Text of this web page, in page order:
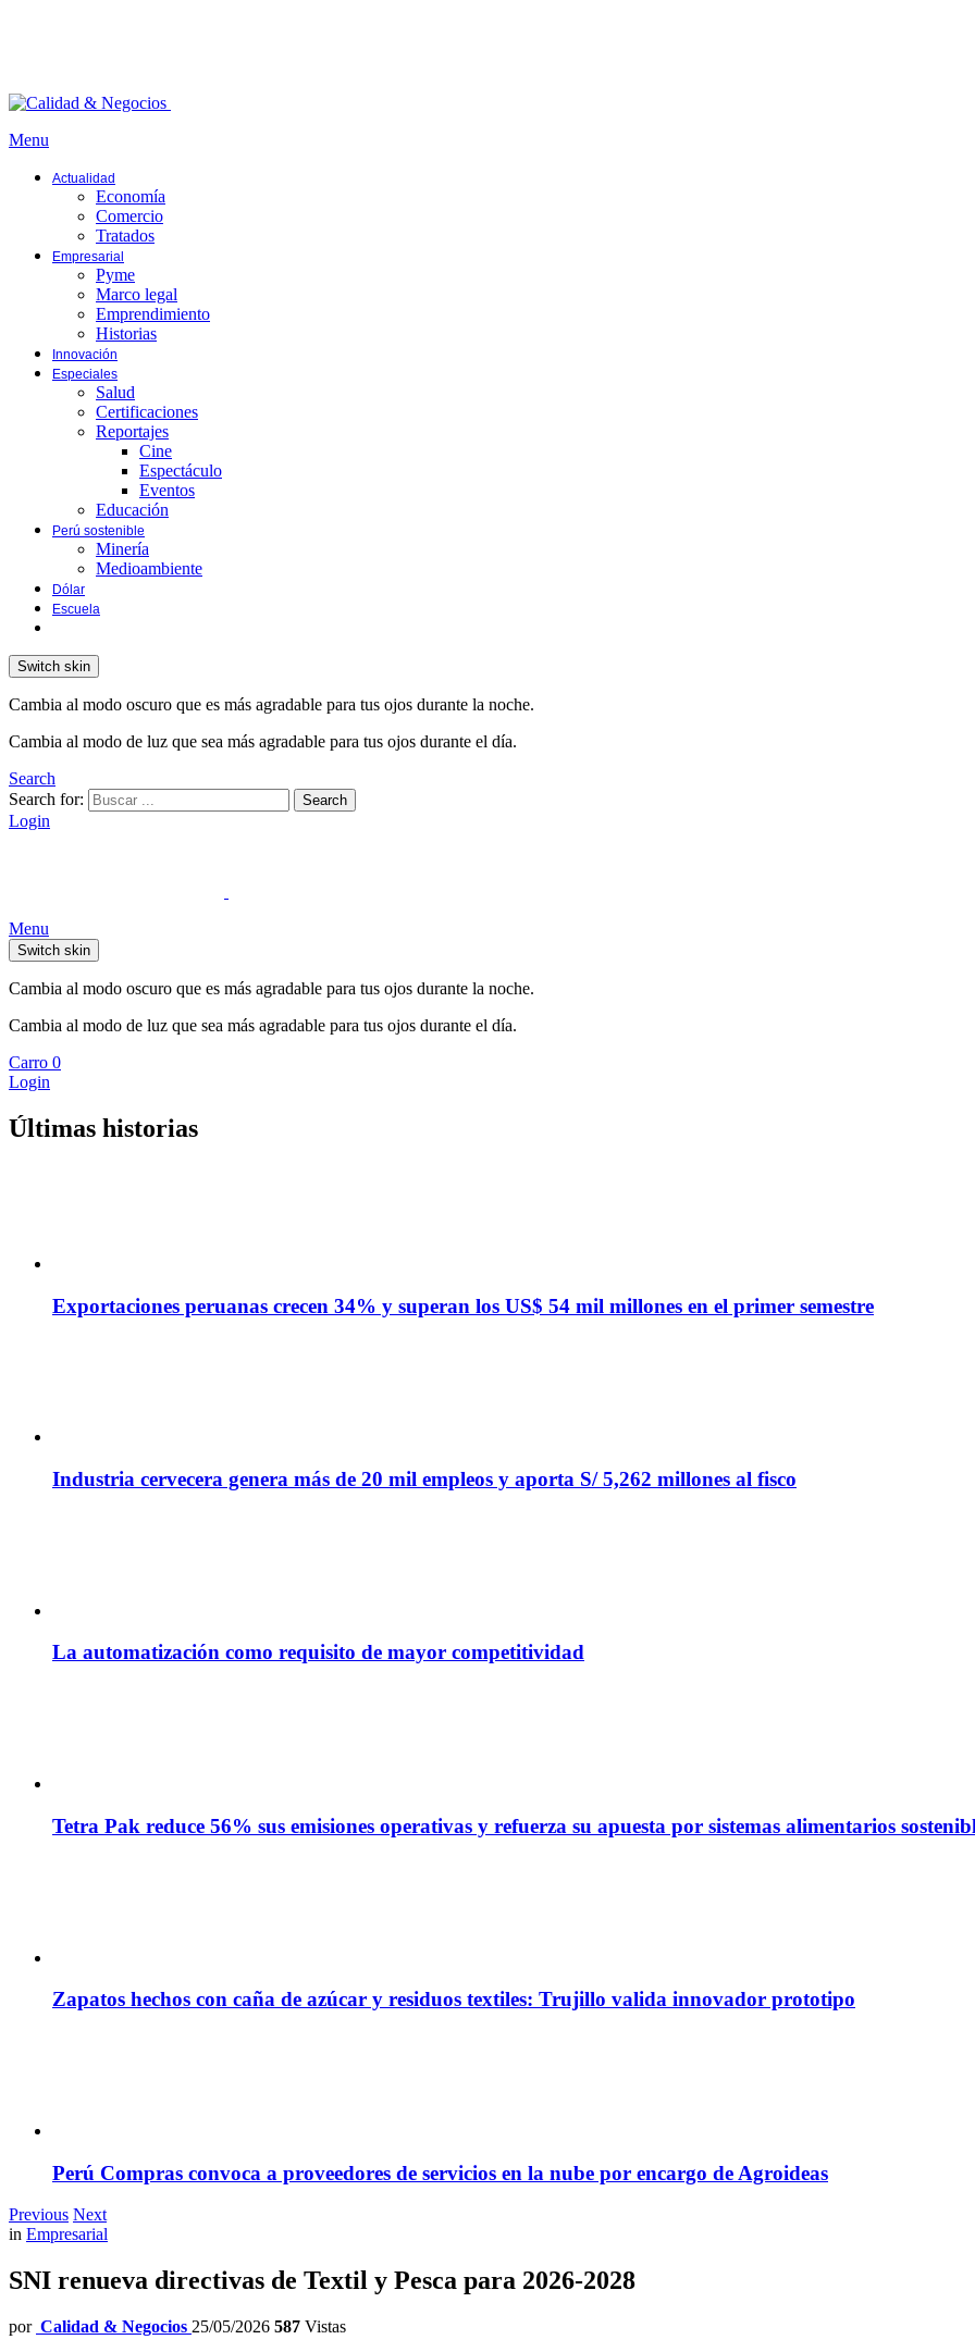
Menu
Actualidad
Economía
Comercio
Tratados
Empresarial
Pyme
Marco legal
Emprendimiento
Historias
Innovación
Especiales
Salud
Certificaciones
Reportajes
Cine
Espectáculo
Eventos
Educación
Perú sostenible
Minería
Medioambiente
Dólar
Escuela
Switch skin
Cambia al modo oscuro que es más agradable para tus ojos durante la noche.
Cambia al modo de luz que sea más agradable para tus ojos durante el día.
Search
Search for:
Search
Login
Menu
Switch skin
Cambia al modo oscuro que es más agradable para tus ojos durante la noche.
Cambia al modo de luz que sea más agradable para tus ojos durante el día.
Carro 0
Login
Últimas historias
Exportaciones peruanas crecen 34% y superan los US$ 54 mil millones en el primer semestre
Industria cervecera genera más de 20 mil empleos y aporta S/ 5,262 millones al fisco
La automatización como requisito de mayor competitividad
Tetra Pak reduce 56% sus emisiones operativas y refuerza su apuesta por sistemas alimentarios
Zapatos hechos con caña de azúcar y residuos textiles: Trujillo valida innovador prototipo
Perú Compras convoca a proveedores de servicios en la nube por encargo de Agroideas
Previous Next
in Empresarial
SNI renueva directivas de Textil y Pesca para 2026-2028
por Calidad & Negocios 25/05/2026 587 Vistas